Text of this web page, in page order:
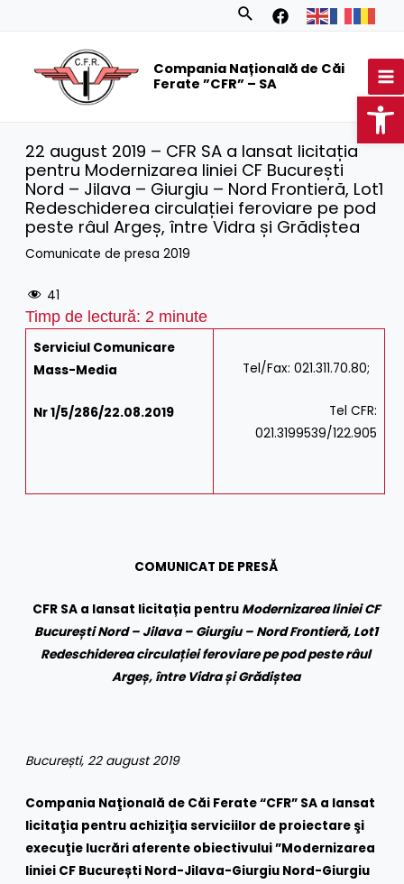
Search
Compania Națională de Căi
Ferate ”CFR” – SA
22 august 2019 – CFR SA a lansat licitația
pentru Modernizarea liniei CF București
Nord – Jilava – Giurgiu – Nord Frontieră, Lot1
Redeschiderea circulației feroviare pe pod
peste râul Argeș, între Vidra și Grădiștea
Comunicate de presa 2019
41
Timp de lectură: 2 minute
Serviciul Comunicare
Mass-Media
Nr 1/5/286/22.08.2019
Tel/Fax: 021.311.70.80;
Tel CFR:
021.3199539/122.905
COMUNICAT DE PRESĂ
CFR SA a lansat licitația pentru Modernizarea liniei CF
București Nord – Jilava – Giurgiu – Nord Frontieră, Lot1
Redeschiderea circulației feroviare pe pod peste râul
Argeș, între Vidra și Grădiștea
București, 22 august 2019
Compania Naţională de Căi Ferate “CFR” SA a lansat
licitaţia pentru achiziţia serviciilor de proiectare şi
execuţie lucrări aferente obiectivului ”Modernizarea
liniei CF București Nord-Jilava-Giurgiu Nord-Giurgiu